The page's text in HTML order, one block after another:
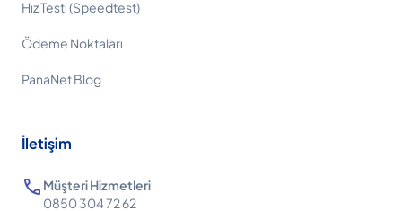
Hız Testi (Speedtest)
Ödeme Noktaları
PanaNet Blog
İletişim
call Müşteri Hizmetleri
0850 304 72 62